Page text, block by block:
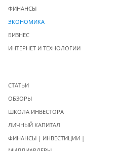
ФИНАНСЫ
ЭКОНОМИКА
БИЗНЕС
ИНТЕРНЕТ И ТЕХНОЛОГИИ
СТАТЬИ
ОБЗОРЫ
ШКОЛА ИНВЕСТОРА
ЛИЧНЫЙ КАПИТАЛ
ФИНАНСЫ | ИНВЕСТИЦИИ |